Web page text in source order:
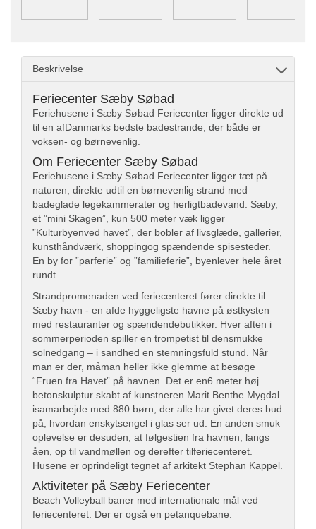
Beskrivelse
Feriecenter Sæby Søbad
Feriehusene i Sæby Søbad Feriecenter ligger direkte ud
til en afDanmarks bedste badestrande, der både er
voksen- og børnevenlig.
Om Feriecenter Sæby Søbad
Feriehusene i Sæby Søbad Feriecenter ligger tæt på
naturen, direkte udtil en børnevenlig strand med
badeglade legekammerater og herligtbadevand. Sæby,
et ”mini Skagen”, kun 500 meter væk ligger
”Kulturbyenved havet”, der bobler af livsglæde, gallerier,
kunsthåndværk, shoppingog spændende spisesteder.
En by for ”parferie” og ”familieferie”, byenlever hele året
rundt.
Strandpromenaden ved feriecenteret fører direkte til
Sæby havn - en afde hyggeligste havne på østkysten
med restauranter og spændendebutikker. Hver aften i
sommerperioden spiller en trompetist til densmukke
solnedgang – i sandhed en stemningsfuld stund. Når
man er der, måman heller ikke glemme at besøge
“Fruen fra Havet” på havnen. Det er en6 meter høj
betonskulptur skabt af kunstneren Marit Benthe Mygdal
isamarbejde med 880 børn, der alle har givet deres bud
på, hvordan enskytsengel i glas ser ud. En anden smuk
oplevelse er desuden, at følgestien fra havnen, langs
åen, op til vandmøllen og derefter tilferiecenteret.
Husene er oprindeligt tegnet af arkitekt Stephan Kappel.
Aktiviteter på Sæby Feriecenter
Beach Volleyball baner med internationale mål ved
feriecenteret. Der er også en petanquebane.